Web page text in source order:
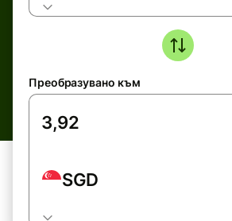
Преобразувано към
SGD